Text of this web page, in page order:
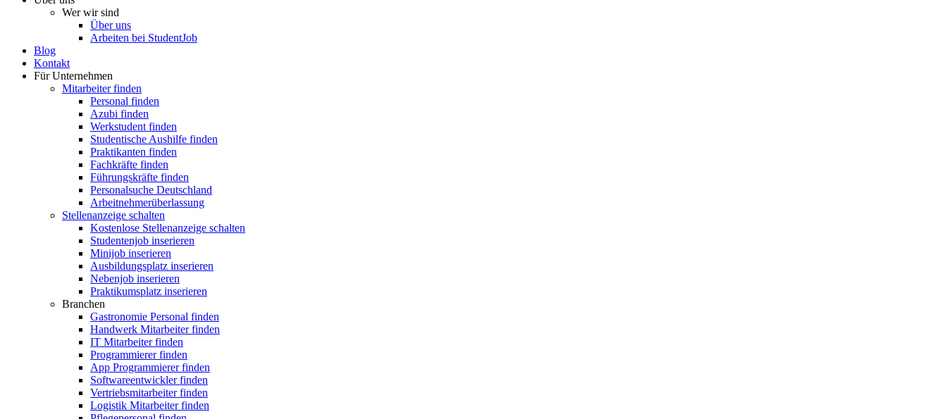
Wer wir sind
Über uns
Arbeiten bei StudentJob
Blog
Kontakt
Für Unternehmen
Mitarbeiter finden
Personal finden
Azubi finden
Werkstudent finden
Studentische Aushilfe finden
Praktikanten finden
Fachkräfte finden
Führungskräfte finden
Personalsuche Deutschland
Arbeitnehmerüberlassung
Stellenanzeige schalten
Kostenlose Stellenanzeige schalten
Studentenjob inserieren
Minijob inserieren
Ausbildungsplatz inserieren
Nebenjob inserieren
Praktikumsplatz inserieren
Branchen
Gastronomie Personal finden
Handwerk Mitarbeiter finden
IT Mitarbeiter finden
Programmierer finden
App Programmierer finden
Softwareentwickler finden
Vertriebsmitarbeiter finden
Logistik Mitarbeiter finden